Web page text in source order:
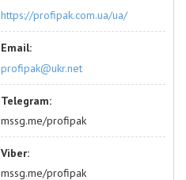
https://profipak.com.ua/ua/
profipak@ukr.net
mssg.me/profipak
mssg.me/profipak